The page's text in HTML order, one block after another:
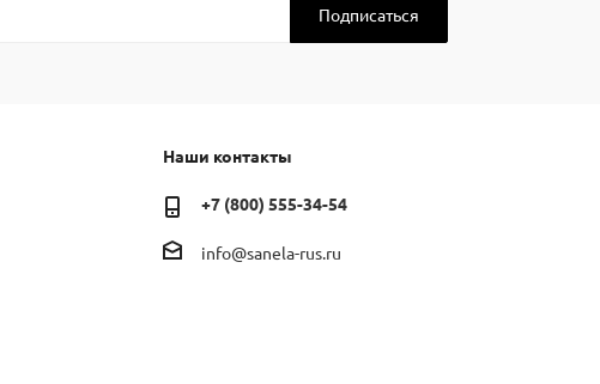
Наши контакты
+7 (800) 555-34-54
info@sanela-rus.ru